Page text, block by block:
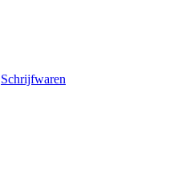
Schrijfwaren